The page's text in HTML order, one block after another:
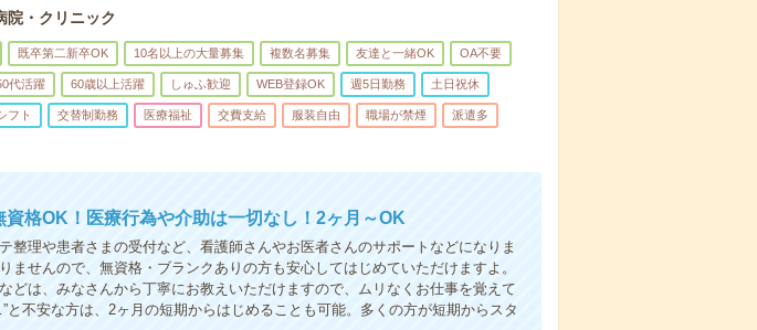
院・クリニック
既卒第二新卒OK 10名以上の大量募集 複数名募集 友達と一緒OK OA不要
代活躍 60歳以上活躍 しゅふ歓迎 WEB登録OK 週5日勤務 土日祝休
フト 交替制勤務 医療福祉 交費支給 服装自由 職場が禁煙 派遣多
資格OK！医療行為や介助は一切なし！2ヶ月～OK
整理や患者さまの受付など、看護師さんやお医者さんのサポートなどになりま
ませんので、無資格・ブランクありの方も安心してはじめていただけますよ。
どは、みなさんから丁寧にお教えいただけますので、ムリなくお仕事を覚えて
と不安な方は、2ヶ月の短期からはじめることも可能。多くの方が短期からスタ